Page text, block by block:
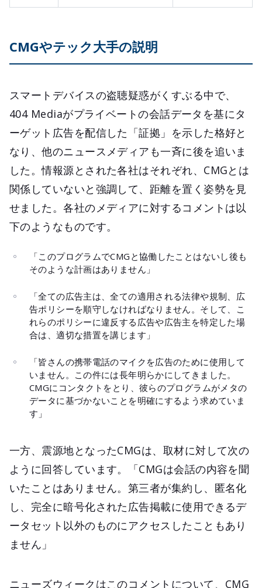
CMGやテック大手の説明
スマートデバイスの盗聴疑惑がくすぶる中で、
404 Mediaがプライベートの会話データを基にタ
ーゲット広告を配信した「証拠」を示した格好と
なり、他のニュースメディアも一斉に後を追いま
した。情報源とされた各社はそれぞれ、CMGとは
関係していないと強調して、距離を置く姿勢を見
せました。各社のメディアに対するコメントは以
下のようなものです。
「このプログラムでCMGと協働したことはないし後も
そのような計画はありません」
「全ての広告主は、全ての適用される法律や規制、広
告ポリシーを順守しなければなりません。そして、こ
れらのポリシーに違反する広告や広告主を特定した場
合は、適切な措置を講じます」
「皆さんの携帯電話のマイクを広告のために使用して
いません。この件には長年明らかにしてきました。
CMGにコンタクトをとり、彼らのプログラムがメタの
データに基づかないことを明確にするよう求めていま
す」
一方、震源地となったCMGは、取材に対して次の
ように回答しています。「CMGは会話の内容を聞
いたことはありません。第三者が集約し、匿名化
し、完全に暗号化された広告掲載に使用できるデ
ータセット以外のものにアクセスしたこともあり
ません」
ニューズウィークはこのコメントについて、CMG